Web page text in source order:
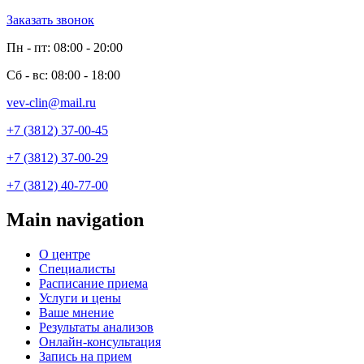
Заказать звонок
Пн - пт: 08:00 - 20:00
Сб - вс: 08:00 - 18:00
vev-clin@mail.ru
+7 (3812) 37-00-45
+7 (3812) 37-00-29
+7 (3812) 40-77-00
Main navigation
О центре
Специалисты
Расписание приема
Услуги и цены
Ваше мнение
Результаты анализов
Онлайн-консультация
Запись на прием